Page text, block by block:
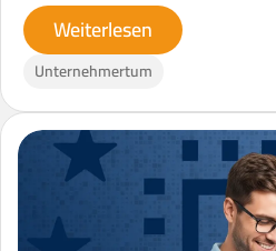
Weiterlesen
Unternehmertum